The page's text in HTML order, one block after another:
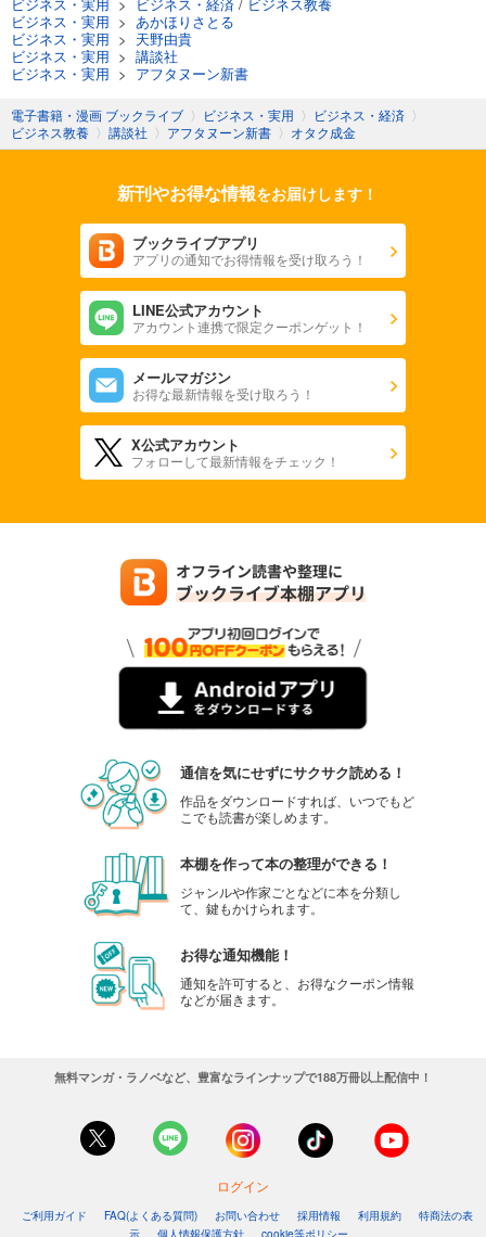
ビジネス・実用 > あかほりさとる
ビジネス・実用 > 天野由貴
ビジネス・実用 > 講談社
ビジネス・実用 > アフタヌーン新書
電子書籍・漫画 ブックライブ 〉 ビジネス・実用 〉 ビジネス・経済 〉
ビジネス教養 〉 講談社 〉 アフタヌーン新書 〉 オタク成金
新刊やお得な情報をお届けします！
ブックライブアプリ
アプリの通知でお得情報を受け取ろう！
LINE公式アカウント
アカウント連携で限定クーポンゲット！
メールマガジン
お得な最新情報を受け取ろう！
X公式アカウント
フォローして最新情報をチェック！
通信を気にせずにサクサク読める！
作品をダウンロードすれば、いつでもど
こでも読書が楽しめます。
本棚を作って本の整理ができる！
ジャンルや作家ごとなどに本を分類し
て、鍵もかけられます。
お得な通知機能！
通知を許可すると、お得なクーポン情報
などが届きます。
無料マンガ・ラノベなど、豊富なラインナップで188万冊以上配信中！
ログイン
ご利用ガイド FAQ(よくある質問) お問い合わせ 採用情報 利用規約
特商法の表